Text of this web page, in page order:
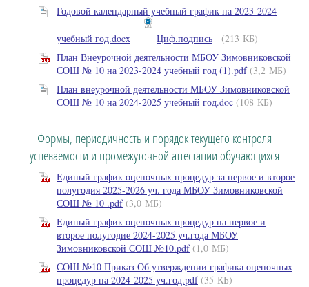
Годовой календарный учебный график на 2023-2024
учебный год.docx Циф.подпись
(213 КБ)
План Внеурочной деятельности МБОУ Зимовниковской
СОШ № 10 на 2023-2024 учебный год (1).pdf (3,2 МБ)
План внеурочной деятельности МБОУ Зимовниковской
СОШ № 10 на 2024-2025 учебный год.doc (108 КБ)
Формы, периодичность и порядок текущего контроля
успеваемости и промежуточной аттестации обучающихся
Единый график оценочных процедур за первое и второе
полугодия 2025-2026 уч. года МБОУ Зимовниковской
СОШ № 10 .pdf (3,0 МБ)
Единый график оценочных процедур на первое и
второе полугодие 2024-2025 уч.года МБОУ
Зимовниковской СОШ №10.pdf (1,0 МБ)
СОШ №10 Приказ Об утверждении графика оценочных
процедур на 2024-2025 уч.год.pdf (35 КБ)